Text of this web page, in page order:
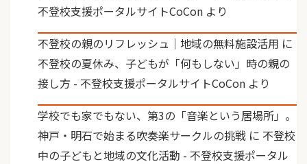
不登校支援ポータルサイトCoCon より
不登校の親のリフレッシュ｜地域の無料施設活用 に
不登校の夏休み、子どもが「何もしない」時の親の
接し方 - 不登校支援ポータルサイトCoCon より
学校でも家でもない、第3の「音楽という居場所」。
神戸・明石で始まる吹奏楽サークルの挑戦 に 不登校
中の子どもと地域の文化活動 - 不登校支援ポータル